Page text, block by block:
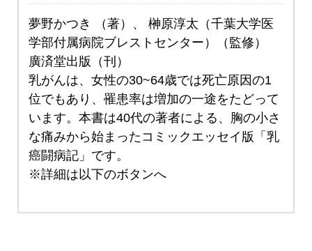
夢野かつき （著）、 榊原淳太（千葉大学医
学部付属病院ブレストセンター）（監修）
廣済堂出版（刊）
乳がんは、女性の30~64歳では死亡原因の1
位でもあり、罹患率は増加の一途をたどって
います。本書は40代の著者による、胸の小さ
な痛みから始まったコミックエッセイ版「乳
癌闘病記」です。
※詳細は以下のボタンへ